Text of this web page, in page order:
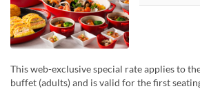
This web-exclusive special rate applies to
buffet (adults) and is valid for the first